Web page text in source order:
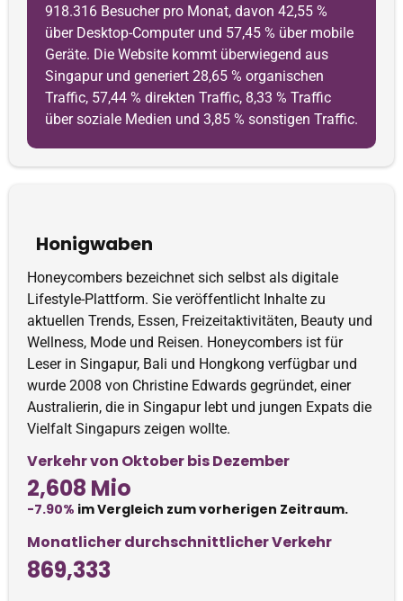
918.316 Besucher pro Monat, davon 42,55 %
über Desktop-Computer und 57,45 % über mobile
Geräte. Die Website kommt überwiegend aus
Singapur und generiert 28,65 % organischen
Traffic, 57,44 % direkten Traffic, 8,33 % Traffic
über soziale Medien und 3,85 % sonstigen Traffic.
Honigwaben
Honeycombers bezeichnet sich selbst als digitale
Lifestyle-Plattform. Sie veröffentlicht Inhalte zu
aktuellen Trends, Essen, Freizeitaktivitäten, Beauty und
Wellness, Mode und Reisen. Honeycombers ist für
Leser in Singapur, Bali und Hongkong verfügbar und
wurde 2008 von Christine Edwards gegründet, einer
Australierin, die in Singapur lebt und jungen Expats die
Vielfalt Singapurs zeigen wollte.
Verkehr von Oktober bis Dezember
2,608 Mio
-7.90% im Vergleich zum vorherigen Zeitraum.
Monatlicher durchschnittlicher Verkehr
869,333